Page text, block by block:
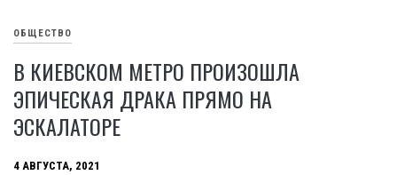
ОБЩЕСТВО
В КИЕВСКОМ МЕТРО ПРОИЗОШЛА
ЭПИЧЕСКАЯ ДРАКА ПРЯМО НА
ЭСКАЛАТОРЕ
4 АВГУСТА, 2021